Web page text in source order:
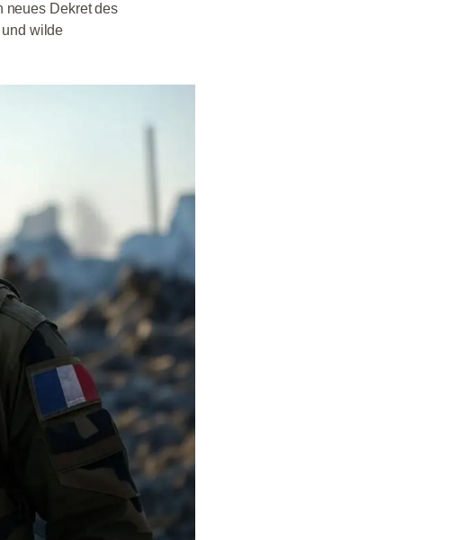
neues Dekret des
wilde